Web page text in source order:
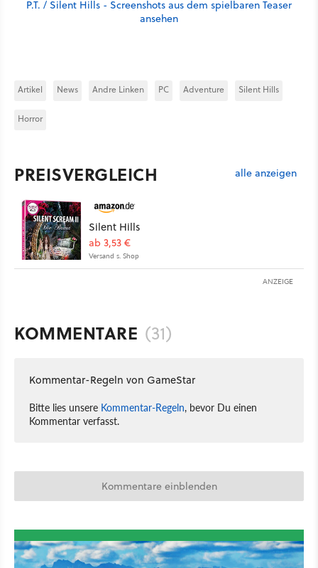
P.T. / Silent Hills - Screenshots aus dem spielbaren Teaser
ansehen
Artikel News Andre Linken PC Adventure Silent Hills
Horror
PREISVERGLEICH alle anzeigen
Silent Hills
ab 3,53 €
Versand s. Shop
ANZEIGE
KOMMENTARE (31)
Kommentar-Regeln von GameStar
Bitte lies unsere Kommentar-Regeln, bevor Du einen
Kommentar verfasst.
Kommentare einblenden